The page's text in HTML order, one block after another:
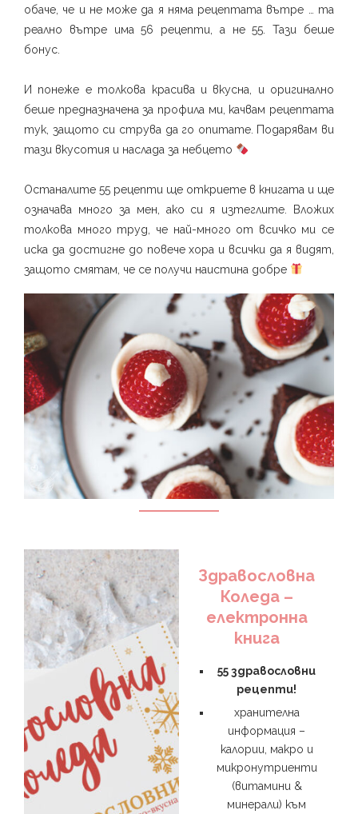
обаче, че и не може да я няма рецептата вътре … та
реално вътре има 56 рецепти, а не 55. Тази беше
бонус. ⁣
И понеже е толкова красива и вкусна, и оригинално
беше предназначена за профила ми, качвам рецептата
тук, защото си струва да го опитате. Подарявам ви
тази вкусотия и наслада за небцето
Останалите 55 рецепти ще откриете в книгата и ще
означава много за мен, ако си я изтеглите. Вложих
толкова много труд, че най-много от всичко ми се
иска да достигне до повече хора и всички да я видят,
защото смятам, че се получи наистина добре
Здравословна
Коледа –
електронна
книга
55 здравословни
рецепти!
хранителна
информация –
калории, макро и
микронутриенти
(витамини &
минерали) към